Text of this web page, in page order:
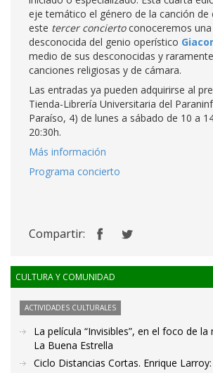
eje temático el género de la canción de
este tercer conciertoconoceremos una
desconocida del genio operístico
medio de sus desconocidas y
canciones religiosas y de cámara.
Las entradas ya pueden adquirirse al
Tienda-Librería Universitaria del
Paraíso, 4) de lunes a sábado de 10 a
20:30h.
Más información
Programa concierto
Compartir:
CULTURA Y COMUNIDAD
ACTIVIDADES CULTURALES
La película “Invisibles”, en el foco de la
La Buena Estrella
Ciclo Distancias Cortas. Enrique